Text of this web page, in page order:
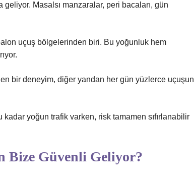
Masalsı manzaralar, peri bacaları, gün
uçuş bölgelerinden biri. Bu yoğunluk hem
bir deneyim, diğer yandan her gün yüzlerce uçuşun
yoğun trafik varken, risk tamamen sıfırlanabilir
Bize Güvenli Geliyor?